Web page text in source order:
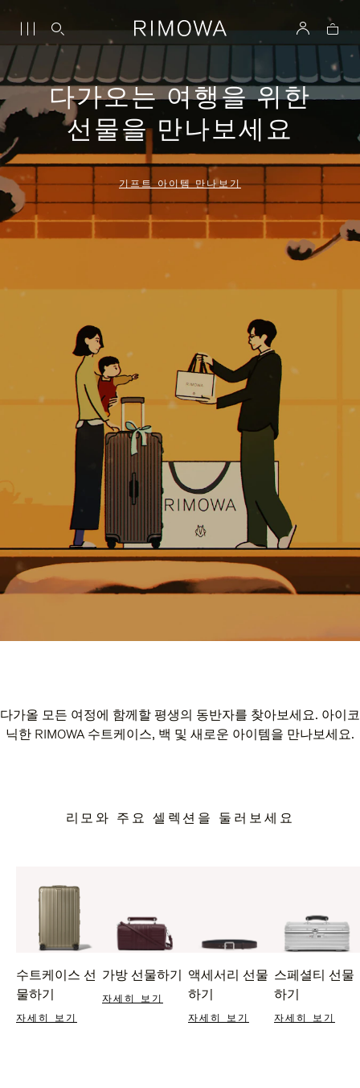
다가오는 여행을 위한
선물을 만나보세요
기프트 아이템 만나보기
다가올 모든 여정에 함께할 평생의 동반자를 찾아보세요. 아이코
닉한 RIMOWA 수트케이스, 백 및 새로운 아이템을 만나보세요.
리모와 주요 셀렉션을 둘러보세요
수트케이스 선
물하기
자세히 보기
가방 선물하기
자세히 보기
액세서리 선물
하기
자세히 보기
스페셜티 선물
하기
자세히 보기